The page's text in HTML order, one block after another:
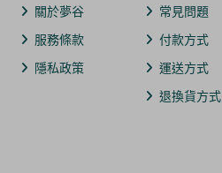
關於夢谷
服務條款
隱私政策
常見問題
付款方式
運送方式
退換貨方式